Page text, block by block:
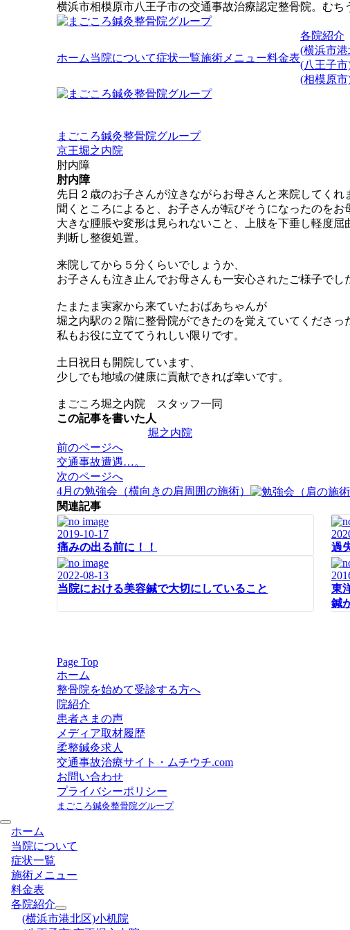
横浜市相模原市八王子市の交通事故治療認定整骨院。む
ホーム当院について症状一覧施術メニュー料金表
各院紹介
(横浜市
(八王子
(相模原
まごころ鍼灸整骨院グループ
京王堀之内院
肘内障
肘内障
先日２歳のお子さんが泣きながらお母さんと来院してくれ
聞くところによると、お子さんが転びそうになったのをお
大きな腫脹や変形は見られないこと、上肢を下垂し軽度
判断し整復処置。
来院してから５分くらいでしょうか、
お子さんも泣き止んでお母さんも一安心されたご様子でし
たまたま実家から来ていたおばあちゃんが
堀之内駅の２階に整骨院ができたのを覚えていてくださっ
私もお役に立ててうれしい限りです。
土日祝日も開院しています、
少しでも地域の健康に貢献できれば幸いです。
まごころ堀之内院 スタッフ一同
この記事を書いた人
堀之内院
投
稿
ナ
ビ
ゲ
ー
シ
ョ
ン
前のページへ
交通事故遭遇…。
次のページへ
4月の勉強会（横向きの肩周囲の施術）
関連記事
2019-10-17
痛みの出る前に！！
過
2022-08-13
当院における美容鍼で大切にしていること
東
鍼
Page Top
ホーム
整骨院を始めて受診する方へ
院紹介
患者さまの声
メディア取材履歴
柔整鍼灸求人
交通事故治療サイト・ムチウチ.com
お問い合わせ
プライバシーポリシー
まごころ鍼灸整骨院グループ
ホーム
当院について
症状一覧
施術メニュー
料金表
各院紹介
(横浜市港北区)小机院